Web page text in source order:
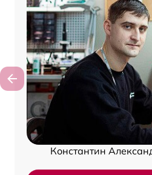
Константин